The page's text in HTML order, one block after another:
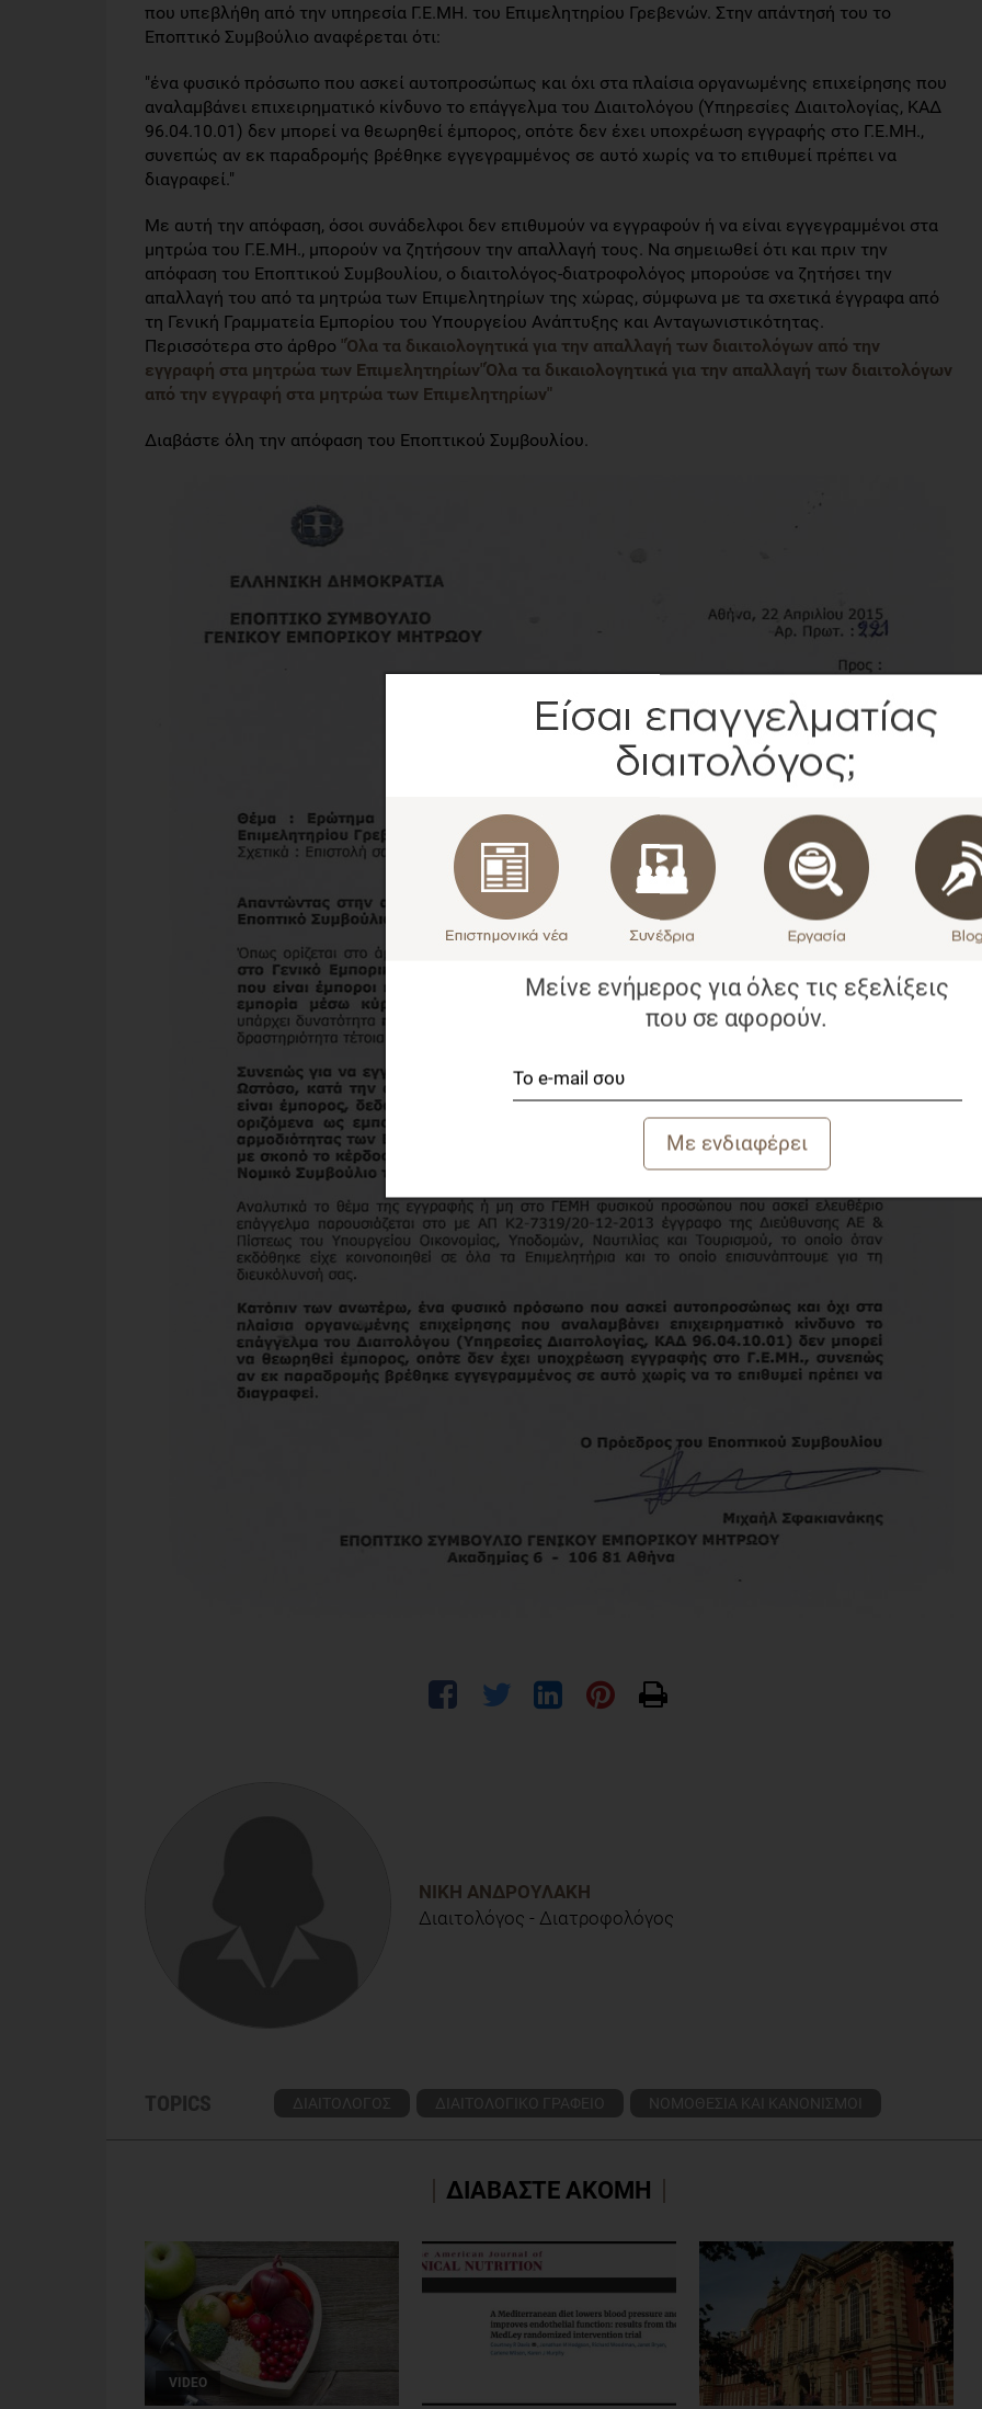
που υπεβλήθη από την υπηρεσία Γ.Ε.ΜΗ. του Επιμελητηρίου Γρεβενών. Στην απάντησή του το
Εποπτικό Συμβούλιο αναφέρεται ότι:
"ένα φυσικό πρόσωπο που ασκεί αυτοπροσώπως και όχι στα πλαίσια οργανωμένης επιχείρησης που
αναλαμβάνει επιχειρηματικό κίνδυνο το επάγγελμα του Διαιτολόγου (Υπηρεσίες Διαιτολογίας, ΚΑΔ
96.04.10.01) δεν μπορεί να θεωρηθεί έμπορος, οπότε δεν έχει υποχρέωση εγγραφής στο Γ.Ε.ΜΗ.,
συνεπώς αν εκ παραδρομής βρέθηκε εγγεγραμμένος σε αυτό χωρίς να το επιθυμεί πρέπει να
διαγραφεί."
Με αυτή την απόφαση, όσοι συνάδελφοι δεν επιθυμούν να εγγραφούν ή να είναι εγγεγραμμένοι στα
μητρώα του Γ.Ε.ΜΗ., μπορούν να ζητήσουν την απαλλαγή τους. Να σημειωθεί ότι και πριν την
απόφαση του Εποπτικού Συμβουλίου, ο διαιτολόγος-διατροφολόγος μπορούσε να ζητήσει την
απαλλαγή του από τα μητρώα των Επιμελητηρίων της χώρας, σύμφωνα με τα σχετικά έγγραφα από
τη Γενική Γραμματεία Εμπορίου του Υπουργείου Ανάπτυξης και Ανταγωνιστικότητας.
Περισσότερα στο άρθρο "Όλα τα δικαιολογητικά για την απαλλαγή των διαιτολόγων από την
εγγραφή στα μητρώα των Επιμελητηρίων"Όλα τα δικαιολογητικά για την απαλλαγή των διαιτολόγων
από την εγγραφή στα μητρώα των Επιμελητηρίων"
Διαβάστε όλη την απόφαση του Εποπτικού Συμβουλίου.
ΝΊΚΗ ΑΝΔΡΟΥΛΆΚΗ
Διαιτολόγος - Διατροφολόγος
TOPICS ΔΙΑΙΤΟΛΟΓΟΣ ΔΙΑΙΤΟΛΟΓΙΚΟ ΓΡΑΦΕΙΟ ΝΟΜΟΘΕΣΙΑ ΚΑΙ ΚΑΝΟΝΙΣΜΟΙ
ΔΙΑΒΑΣΤΕ ΑΚΟΜΗ
VIDEO
Μείνε ενήμερος για όλες τις εξελίξεις
που σε αφορούν.